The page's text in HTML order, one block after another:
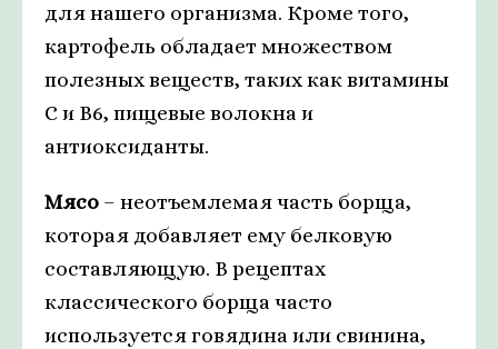
для нашего организма. Кроме того,
картофель обладает множеством
полезных веществ, таких как витамины
С и В6, пищевые волокна и
антиоксиданты.
Мясо – неотъемлемая часть борща,
которая добавляет ему белковую
составляющую. В рецептах
классического борща часто
используется говядина или свинина,